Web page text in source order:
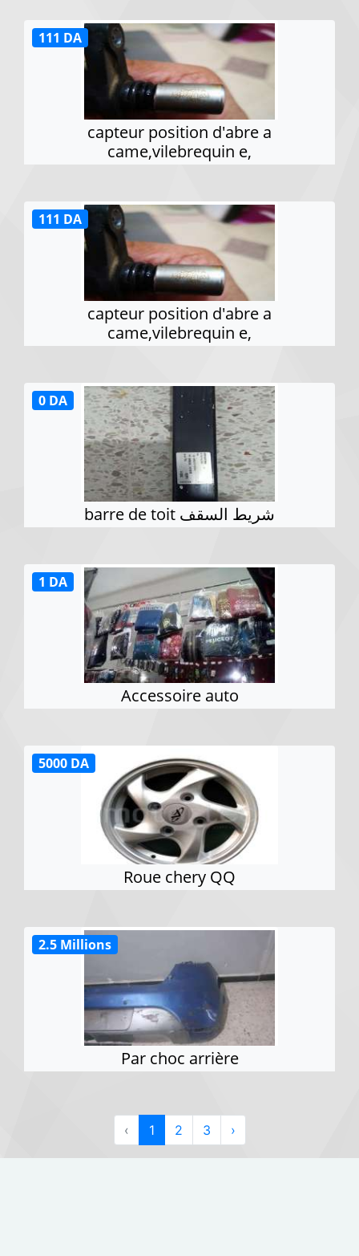
capteur position d'abre a
came,vilebrequin e,
111 DA
capteur position d'abre a
came,vilebrequin e,
111 DA
barre de toit شريط السقف
0 DA
Accessoire auto
1 DA
Roue chery QQ
5000 DA
Par choc arrière
2.5 Millions
‹ 1 2 3 ›